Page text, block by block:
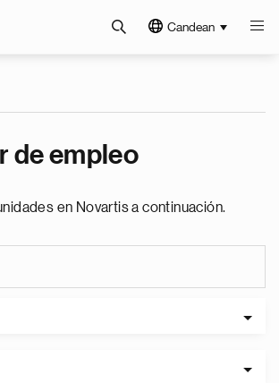
Candean
de empleo
en Novartis a continuación.